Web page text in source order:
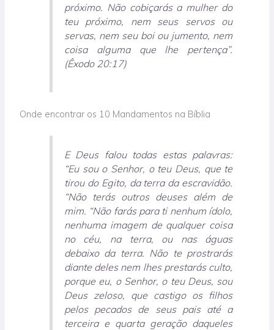
próximo. Não cobiçarás a mulher do
teu próximo, nem seus servos ou
servas, nem seu boi ou jumento, nem
coisa alguma que lhe pertença”.
(Êxodo 20:17)
Onde encontrar os 10 Mandamentos na Bíblia
E Deus falou todas estas palavras:
“Eu sou o Senhor, o teu Deus, que te
tirou do Egito, da terra da escravidão.
“Não terás outros deuses além de
mim. “Não farás para ti nenhum ídolo,
ne­nhuma imagem de qualquer coisa
no céu, na terra, ou nas águas
debaixo da terra. Não te prostrarás
diante deles nem lhes prestarás culto,
porque eu, o Senhor, o teu Deus, sou
Deus zelo­so, que castigo os filhos
pelos pecados de seus pais até a
terceira e quarta geração daqueles